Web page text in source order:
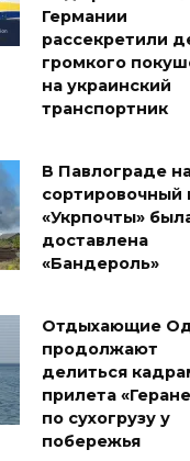
Германии
рассекретили
громкого
на украинский
транспортник
В Павлограде
сортировочный
«Укрпочты»
доставлена
«Бандероль»
Отдыхающие
продолжают
делиться
прилета
по сухогрузу у
побережья